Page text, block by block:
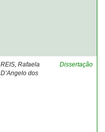
REIS, Rafaela
D’Angelo dos
Dissertação